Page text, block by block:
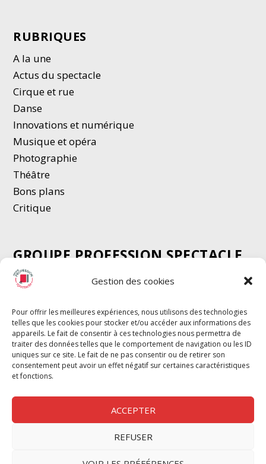
Gestion des cookies
Pour offrir les meilleures expériences, nous utilisons des technologies
telles que les cookies pour stocker et/ou accéder aux informations des
appareils. Le fait de consentir à ces technologies nous permettra de
traiter des données telles que le comportement de navigation ou les ID
uniques sur ce site. Le fait de ne pas consentir ou de retirer son
consentement peut avoir un effet négatif sur certaines caractéristiques
et fonctions.
ACCEPTER
REFUSER
RUBRIQUES
A la une
Actus du spectacle
Cirque et rue
Danse
Innovations et numérique
Musique et opéra
Photographie
Théâtre
Bons plans
Critique
GROUPE PROFESSION SPECTACLE
Chèque Intermittents
Chèque Compta
Chèque Emploi Spectacle
G-Pods
Profession Audio-visuel
Le Cahier Pro
Suivre Suivre
Nous contacter